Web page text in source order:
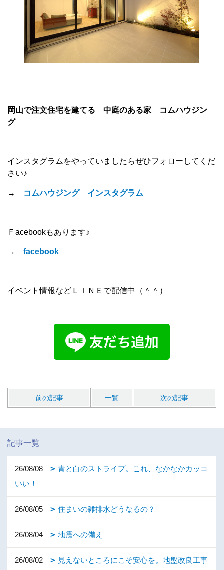
岡山で注文住宅を建てる 中庭のある家 コムハウジン
グ
インスタグラムをやっていましたらぜひフォローしてくだ
さい♪
→ コムハウジング インスタグラム
Ｆacebookもあります♪
→ facebook
イベント情報などＬＩＮＥで配信中（＾＾）
前の記事 一覧 次の記事
記事一覧
26/08/08
青と白のストライプ。これ、なかなかカッコ
いい！
26/08/05 住まいの雑排水どうなるの？
26/08/04 地震への備え
26/08/02
見えないところにこそ安心を。地盤改良工事